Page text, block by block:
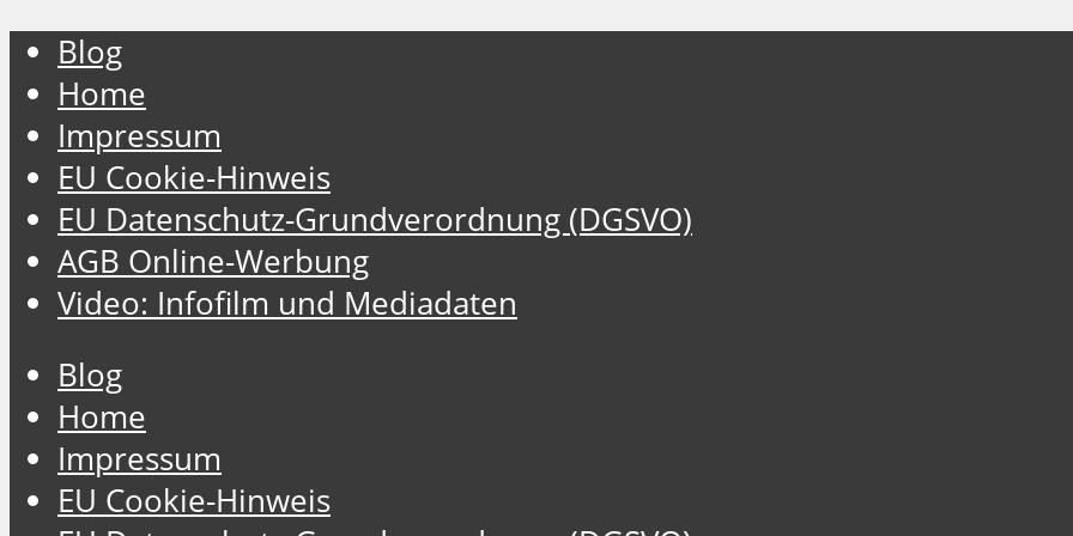
Blog
Home
Impressum
EU Cookie-Hinweis
EU Datenschutz-Grundverordnung (DGSVO)
AGB Online-Werbung
Video: Infofilm und Mediadaten
Blog
Home
Impressum
EU Cookie-Hinweis